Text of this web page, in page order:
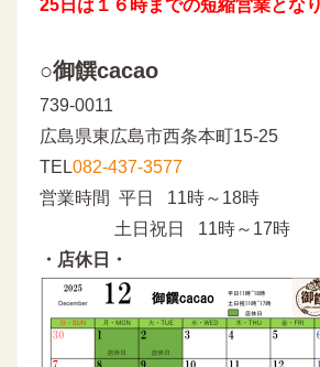
25日は１６時までの短縮営業とな
○御饌cacao
739-0011
広島県東広島市西条本町15-25
TEL082-437-3577
営業時間 平日 11時～18時
土日祝日 11時～17時
・店休日・